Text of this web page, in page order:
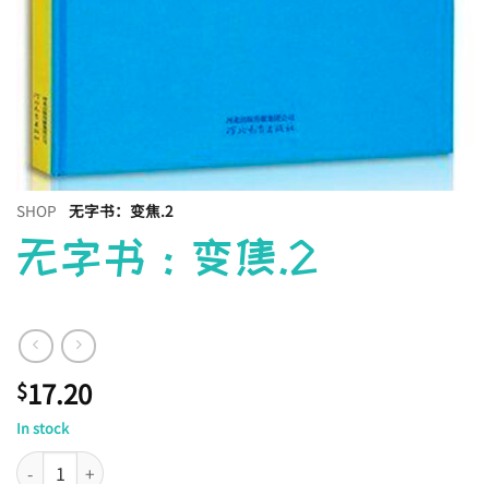
SHOP 无字书：变焦.2
无字书：变焦.2
$17.20
In stock
无字书：变焦.2 quantity